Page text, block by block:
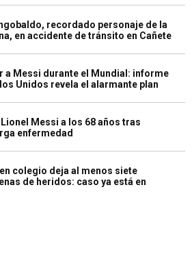
recordado personaje de la
en accidente de tránsito en Cañete
a Messi durante el Mundial: informe
Unidos revela el alarmante plan
Messi a los 68 años tras
enfermedad
colegio deja al menos siete
de heridos: caso ya está en